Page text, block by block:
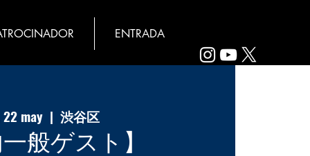
ENTRADA
may
  |
渋谷区
一般ゲスト】